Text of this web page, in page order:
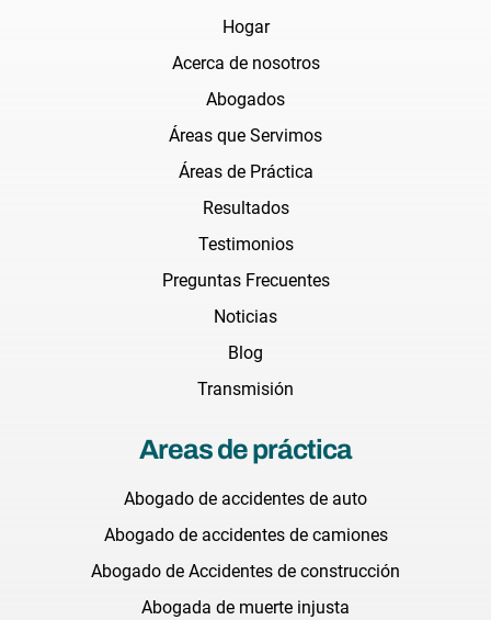
Hogar
Acerca de nosotros
Abogados
Áreas que Servimos
Áreas de Práctica
Resultados
Testimonios
Preguntas Frecuentes
Noticias
Blog
Transmisión
Areas de práctica
Abogado de accidentes de auto
Abogado de accidentes de camiones
Abogado de Accidentes de construcción
Abogada de muerte injusta